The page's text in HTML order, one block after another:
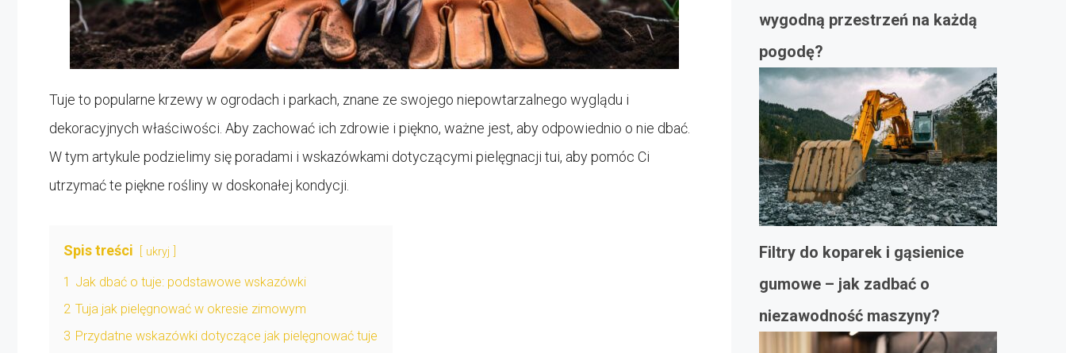
Tuje to popularne krzewy w ogrodach i parkach, znane ze swojego niepowtarzalnego wyglądu i
dekoracyjnych właściwości. Aby zachować ich zdrowie i piękno, ważne jest, aby odpowiednio o nie dbać.
W tym artykule podzielimy się poradami i wskazówkami dotyczącymi pielęgnacji tui, aby pomóc Ci
utrzymać te piękne rośliny w doskonałej kondycji.
Spis treści ukryj
1 Jak dbać o tuje: podstawowe wskazówki
2 Tuja jak pielęgnować w okresie zimowym
3 Przydatne wskazówki dotyczące jak pielęgnować tuje
wygodną przestrzeń na każdą
pogodę?
Filtry do koparek i gąsienice
gumowe – jak zadbać o
niezawodność maszyny?